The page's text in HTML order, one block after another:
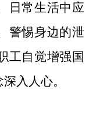
日常生活中应
警惕身边的泄
工自觉增强国
入人心。